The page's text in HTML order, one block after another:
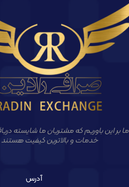
ما بر این باوریم که مشتریان ما شایسته
خدمات و بالاترین کیفیت هستند
آدرس